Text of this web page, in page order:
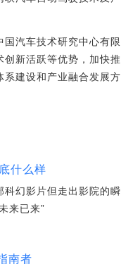
车技术研究中心有
新活跃等优势，加快
建设和产业融合发展
什么样
幻影片但走出影院的
来已来”
南者